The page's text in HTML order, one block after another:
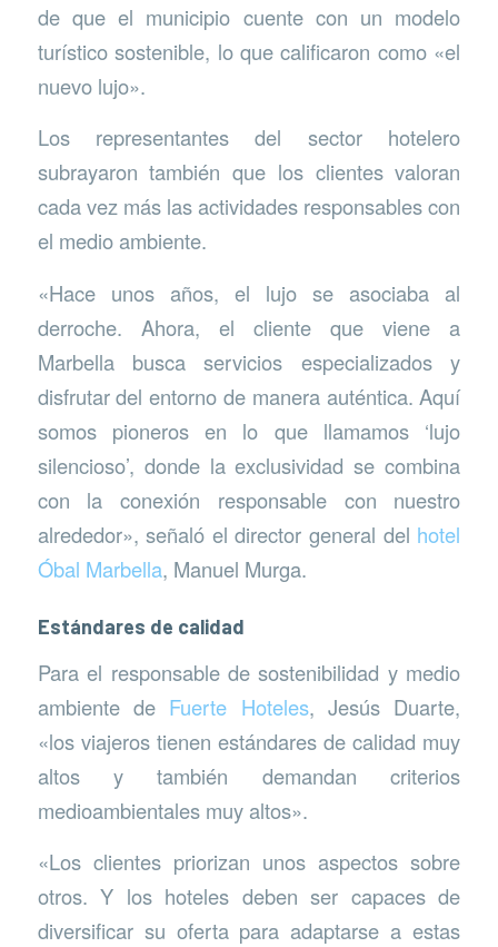
de que el municipio cuente con un modelo
turístico sostenible, lo que calificaron como «el
nuevo lujo».
Los representantes del sector hotelero
subrayaron también que los clientes valoran
cada vez más las actividades responsables con
el medio ambiente.
«Hace unos años, el lujo se asociaba al
derroche. Ahora, el cliente que viene a
Marbella busca servicios especializados y
disfrutar del entorno de manera auténtica. Aquí
somos pioneros en lo que llamamos ‘lujo
silencioso’, donde la exclusividad se combina
con la conexión responsable con nuestro
alrededor», señaló el director general del hotel
Óbal Marbella, Manuel Murga.
Estándares de calidad
Para el responsable de sostenibilidad y medio
ambiente de Fuerte Hoteles, Jesús Duarte,
«los viajeros tienen estándares de calidad muy
altos y también demandan criterios
medioambientales muy altos».
«Los clientes priorizan unos aspectos sobre
otros. Y los hoteles deben ser capaces de
diversificar su oferta para adaptarse a estas